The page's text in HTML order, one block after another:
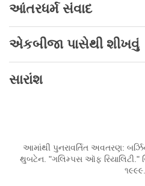
આંતરધર્મ સંવાદ
એકબીજા પાસેથી શીખવું
સારાંશ
આમાંથી પુનરાવર્તિત અવતરણ:
થુબટેન. "ગલિમ્પસ ઑફ રિયાલિટી."
૧૯૯૯.